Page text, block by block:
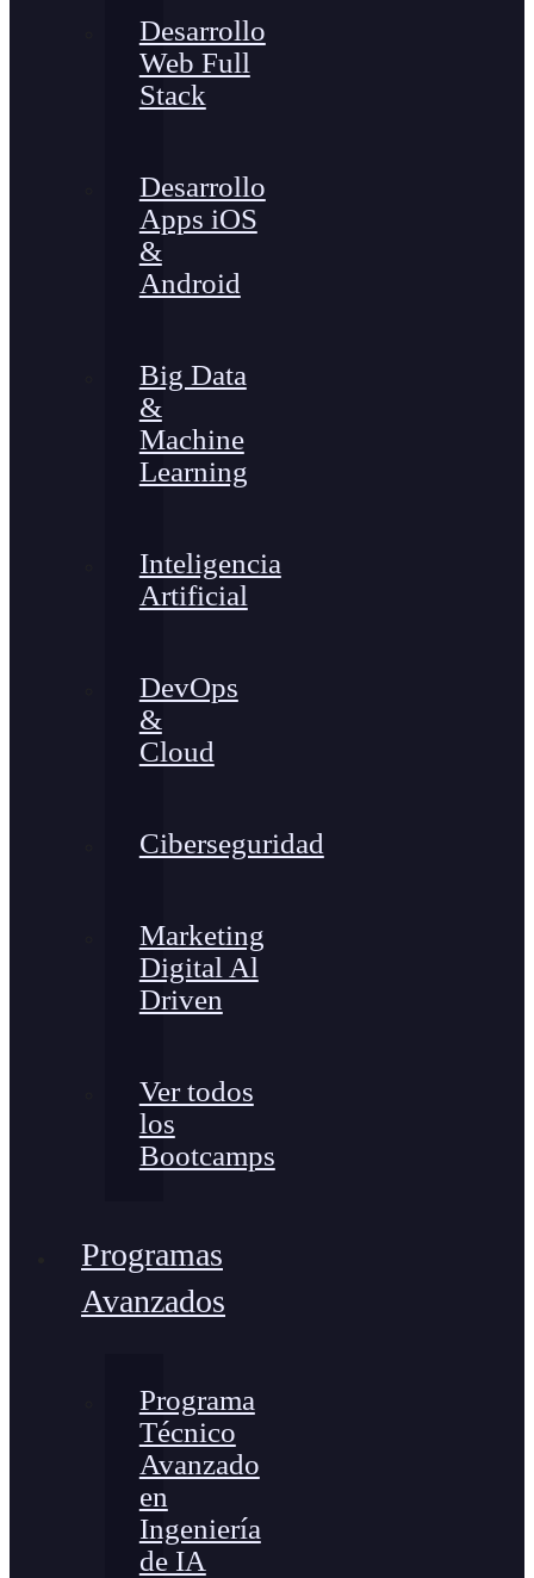
Desarrollo
Web Full
Stack
Desarrollo
Apps iOS
&
Android
Big Data
&
Machine
Learning
Inteligencia
Artificial
DevOps
&
Cloud
Ciberseguridad
Marketing
Digital Al
Driven
Ver todos
los
Bootcamps
Programas
Avanzados
Programa
Técnico
Avanzado
en
Ingeniería
de IA